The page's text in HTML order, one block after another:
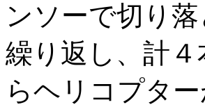
ンソーで切り
繰り返し、計
らヘリコプタ